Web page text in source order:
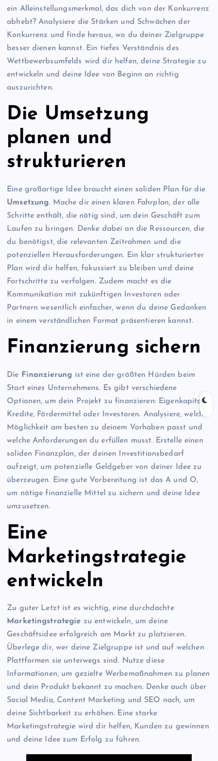
ein Alleinstellungsmerkmal, das dich von der Konkurrenz
abhebt? Analysiere die Stärken und Schwächen der
Konkurrenz und finde heraus, wo du deiner Zielgruppe
besser dienen kannst. Ein tiefes Verständnis des
Wettbewerbsumfelds wird dir helfen, deine Strategie zu
entwickeln und deine Idee von Beginn an richtig
auszurichten.
Die Umsetzung
planen und
strukturieren
Eine großartige Idee braucht einen soliden Plan für die
Umsetzung. Mache dir einen klaren Fahrplan, der alle
Schritte enthält, die nötig sind, um dein Geschäft zum
Laufen zu bringen. Denke dabei an die Ressourcen, die
du benötigst, die relevanten Zeitrahmen und die
potenziellen Herausforderungen. Ein klar strukturierter
Plan wird dir helfen, fokussiert zu bleiben und deine
Fortschritte zu verfolgen. Zudem macht es die
Kommunikation mit zukünftigen Investoren oder
Partnern wesentlich einfacher, wenn du deine Gedanken
in einem verständlichen Format präsentieren kannst.
Finanzierung sichern
Die Finanzierung ist eine der größten Hürden beim
Start eines Unternehmens. Es gibt verschiedene
Optionen, um dein Projekt zu finanzieren: Eigenkapital,
Kredite, Fördermittel oder Investoren. Analysiere, welche
Möglichkeit am besten zu deinem Vorhaben passt und
welche Anforderungen du erfüllen musst. Erstelle einen
soliden Finanzplan, der deinen Investitionsbedarf
aufzeigt, um potenzielle Geldgeber von deiner Idee zu
überzeugen. Eine gute Vorbereitung ist das A und O,
um nötige finanzielle Mittel zu sichern und deine Idee
umzusetzen.
Eine
Marketingstrategie
entwickeln
Zu guter Letzt ist es wichtig, eine durchdachte
Marketingstrategie zu entwickeln, um deine
Geschäftsidee erfolgreich am Markt zu platzieren.
Überlege dir, wer deine Zielgruppe ist und auf welchen
Plattformen sie unterwegs sind. Nutze diese
Informationen, um gezielte Werbemaßnahmen zu planen
und dein Produkt bekannt zu machen. Denke auch über
Social Media, Content Marketing und SEO nach, um
deine Sichtbarkeit zu erhöhen. Eine starke
Marketingstrategie wird dir helfen, Kunden zu gewinnen
und deine Idee zum Erfolg zu führen.